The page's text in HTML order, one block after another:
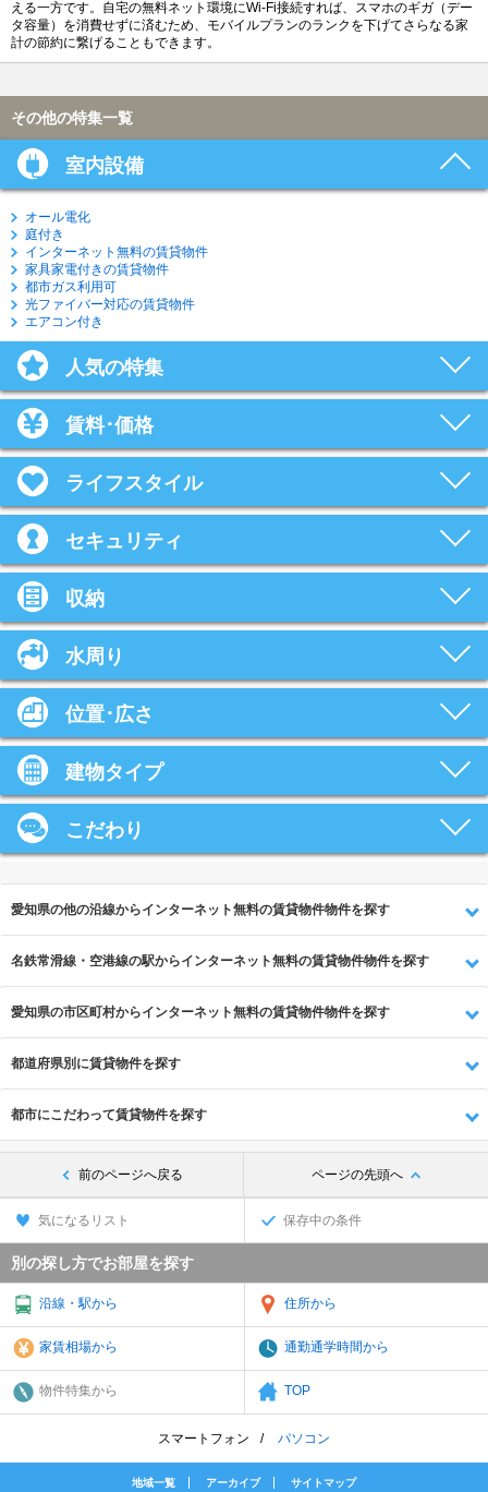
える一方です。自宅の無料ネット環境にWi-Fi接続すれば、スマホのギガ（デー
タ容量）を消費せずに済むため、モバイルプランのランクを下げてさらなる家
計の節約に繋げることもできます。
その他の特集一覧
室内設備
オール電化
庭付き
インターネット無料の賃貸物件
家具家電付きの賃貸物件
都市ガス利用可
光ファイバー対応の賃貸物件
エアコン付き
人気の特集
賃料･価格
ライフスタイル
セキュリティ
収納
水周り
位置･広さ
建物タイプ
こだわり
愛知県の他の沿線からインターネット無料の賃貸物件物件を探す
名鉄常滑線・空港線の駅からインターネット無料の賃貸物件物件を探す
愛知県の市区町村からインターネット無料の賃貸物件物件を探す
都道府県別に賃貸物件を探す
都市にこだわって賃貸物件を探す
前のページへ戻る ページの先頭へ
気になるリスト 保存中の条件
別の探し方でお部屋を探す
沿線・駅から 住所から
家賃相場から 通勤通学時間から
物件特集から TOP
スマートフォン パソコン
地域一覧 アーカイブ サイトマップ